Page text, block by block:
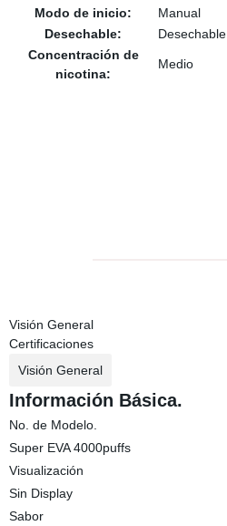
Modo de inicio:
Manual
Desechable:
Desechable
Concentración de
nicotina:
Medio
Visión General
Certificaciones
Visión General
Información Básica.
No. de Modelo.
Super EVA 4000puffs
Visualización
Sin Display
Sabor